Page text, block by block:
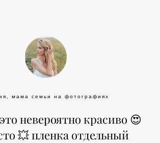
мама семьи на фотографиях
невероятно красиво 😍
💥 пленка отдельный